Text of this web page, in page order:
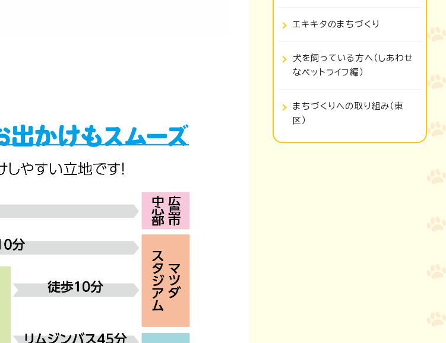
エキキタのまちづくり
犬を飼っている方へ（しあわせ
なペットライフ編）
まちづくりへの取り組み（東
区）